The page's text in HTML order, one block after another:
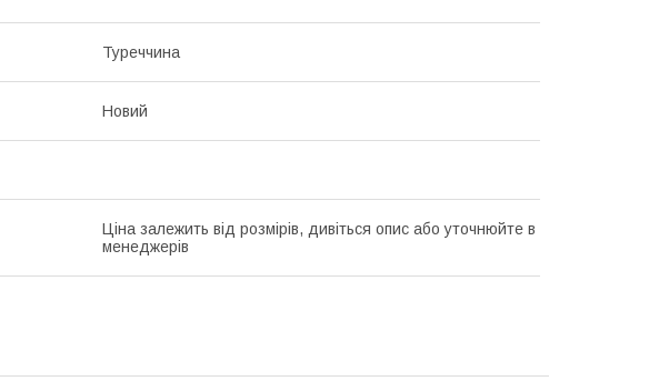
Туреччина
Новий
Ціна залежить від розмірів, дивіться опис або уточнюйте в
менеджерів